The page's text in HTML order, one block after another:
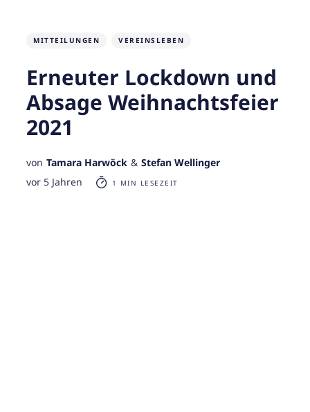
MITTEILUNGEN VEREINSLEBEN
Erneuter Lockdown und
Absage Weihnachtsfeier
2021
von Tamara Harwöck & Stefan Wellinger
vor 5 Jahren
1 MIN LESEZEIT